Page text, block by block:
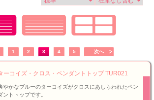
1 2 3 4 5 次へ
ーコイズ・クロス・ペンダントトップ TUR021
やかなブルーのターコイズがクロスにあしらわれたペン
ントトップです。